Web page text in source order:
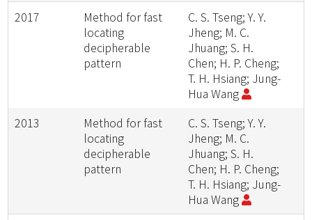
2017
Method for fast
locating
decipherable
pattern
C. S. Tseng; Y. Y.
Jheng; M. C.
Jhuang; S. H.
Chen; H. P. Cheng;
T. H. Hsiang; Jung-
Hua Wang
2013
Method for fast
locating
decipherable
pattern
C. S. Tseng; Y. Y.
Jheng; M. C.
Jhuang; S. H.
Chen; H. P. Cheng;
T. H. Hsiang; Jung-
Hua Wang